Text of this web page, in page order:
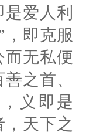
爱人利
，即克服
而无私便
之首、
义即是
天下之